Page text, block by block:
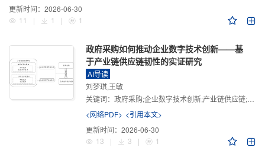
更新时间： 2026-06-30
11
| 1 | 1
政府采购如何推动企业数字技术创新——基
于产业链供应链韧性的实证研究
AI导读
刘梦琪,王敏
关键词： 政府采购;企业数字技术创新;产业链供应链;产业链供应链韧性;需求侧财政政策
<网络PDF> <引用本文>
更新时间： 2026-06-30
13
| 3 | 1